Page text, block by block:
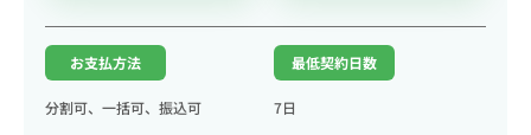
お支払方法
分割可、一括可、振込可
最低契約日数
7日